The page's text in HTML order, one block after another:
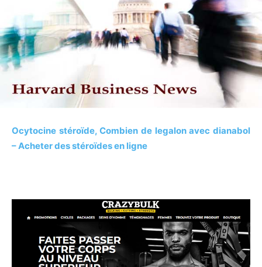
Ocytocine stéroïde, Combien de legalon avec dianabol
– Acheter des stéroïdes en ligne